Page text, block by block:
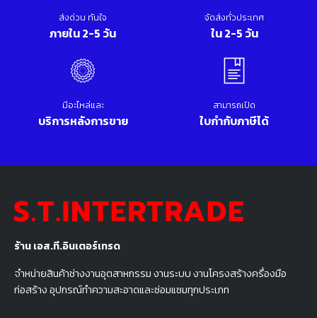
ร้าน เอส.ที.อินเตอร์เทรด
จำหน่ายสินค้าช่างงานอุตสาหกรรม งานระบบ งานโครงสร้างครื่องมือ
ก่อสร้าง อุปกรณ์ทำความสะอาดและซ่อมแซมทุกประเภท
ส่งด่วน ทันใจ
ภายใน 2-5 วัน
จัดส่งทั่วประเทศ
ใน 2-5 วัน
มีอะไหล่และ
บริการหลังการขาย
สามารถเปิด
ใบกำกับภาษีได้